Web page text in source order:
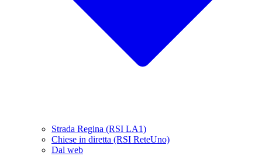
Strada Regina (RSI LA1)
Chiese in diretta (RSI ReteUno)
Dal web